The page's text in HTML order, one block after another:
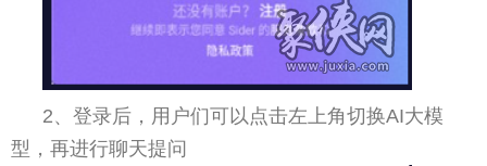
2、登录后，用户们可以点击左上角切换AI大模
型，再进行聊天提问